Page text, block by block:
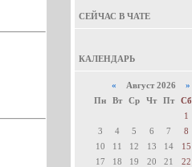
СЕЙЧАС В ЧАТЕ
КАЛЕНДАРЬ
« Август 2026 »
Пн
Вт Ср Чт Пт Сб
1
3
4 5 6 7 8
10
11 12 13 14 15
17
18 19 20 21 22